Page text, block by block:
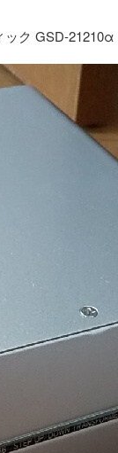
ック GSD-21210α